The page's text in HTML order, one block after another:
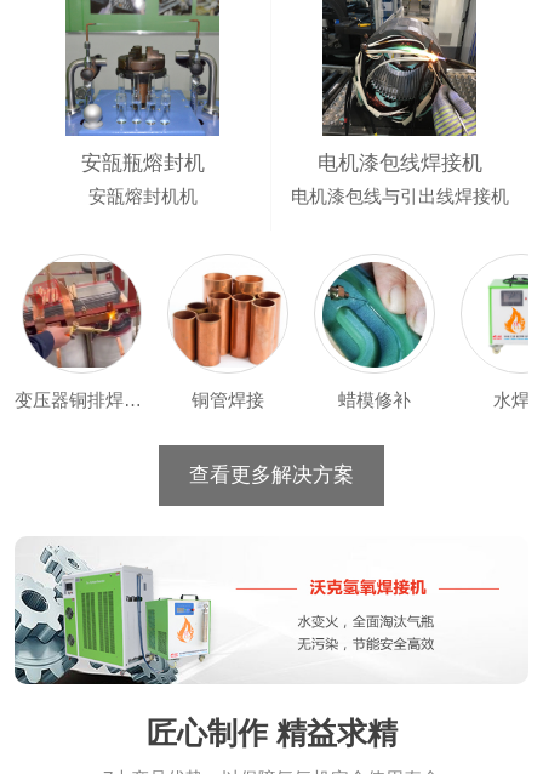
安瓿瓶熔封机
安瓿熔封机机
电机漆包线焊接机
电机漆包线与引出线焊接机
变压器铜排焊接机 铜管焊接 蜡模修补 水焊
查看更多解决方案
匠心制作 精益求精